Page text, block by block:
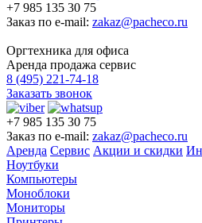
+7 985 135 30 75
Заказ по e-mail: zakaz@pacheco.ru
Оргтехника для офиса
Аренда продажа сервис
8 (495) 221-74-18
Заказать звонок
+7 985 135 30 75
Заказ по e-mail: zakaz@pacheco.ru
Аренда Сервис Акции и скидки
Ноутбуки
Компьютеры
Моноблоки
Мониторы